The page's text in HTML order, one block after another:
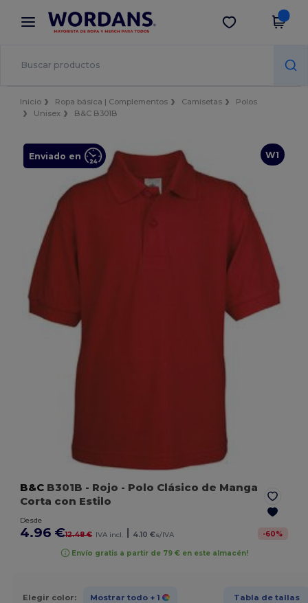
× App de Wordans
¡Mejores precios en app!
Descargar app
Inicio Ropa básica | Complementos Camisetas
Polos
Unisex
B&C B301B
W1
Enviado en
B&C B301B - Rojo - Polo Clásico de Manga
Corta con Estilo
Desde
4.96 €12.48 € IVA incl. | 4.10 €s/IVA -60%
Envío gratis a partir de 79 € en este almacén!
Elegir color: Mostrar todo + 1 Tabla de tallas